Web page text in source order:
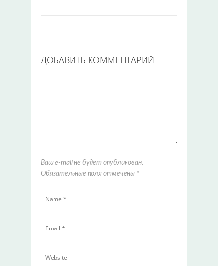
ДОБАВИТЬ КОММЕНТАРИЙ
Ваш e-mail не будет опубликован.
Обязательные поля отмечены *